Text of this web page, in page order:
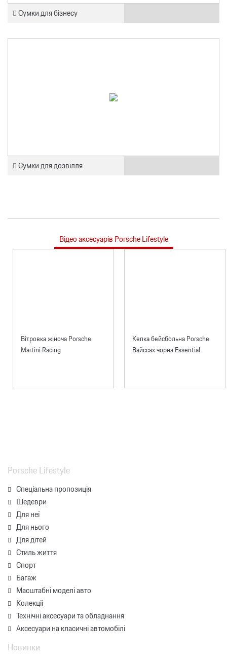
Сумки для бізнесу
Сумки для дозвілля
Відео аксесуарів Porsche Lifestyle
Вітровка жіноча Porsche
Martini Racing
Кепка бейсбольна Porsche
Вайссах чорна Essential
Porsche Lifestyle
Спеціальна пропозиція
Шедеври
Для неї
Для нього
Для дітей
Стиль життя
Спорт
Багаж
Масштабні моделі авто
Колекції
Технічні аксесуари та обладнання
Аксесуари на класичні автомобілі
Новинки